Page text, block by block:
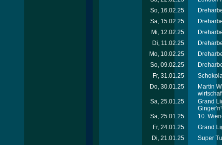
So, 16.02.25
Sa, 15.02.25
Mi, 12.02.25
Di, 11.02.25
Mo, 10.02.25
So, 09.02.25
Fr, 31.01.25
Do, 30.01.25
Martin
Sa, 25.01.25
Grand
Sa, 25.01.25
10.
Fr, 24.01.25
Grand
Di, 21.01.25
Super